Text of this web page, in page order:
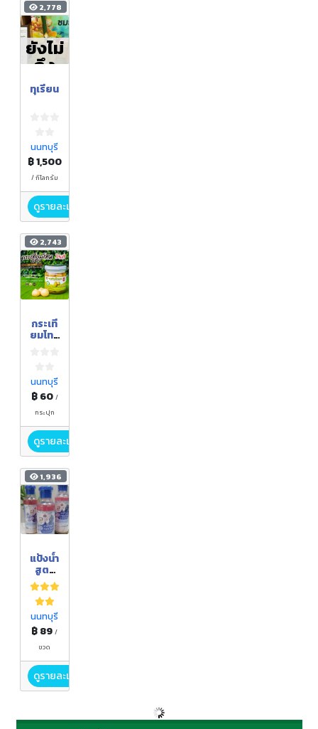
2,778
ยังไม่
ถึง
ฤดูกา
ล
ทุเรียน
นนทบุรี
฿ 1,500
/ กิโลกรัม
ดูรายละเอียด
2,743
กระเที
ยมโทน
นนทบุรี
฿ 60 /
กระปุก
ดูรายละเอียด
1,936
แป้งน้ำ
สูตร
เย็น
นนทบุรี
฿ 89/
ขวด
ดูรายละเอียด